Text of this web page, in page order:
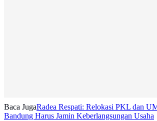
Baca JugaRadea Respati: Relokasi PKL dan
Bandung Harus Jamin Keberlangsungan Usaha